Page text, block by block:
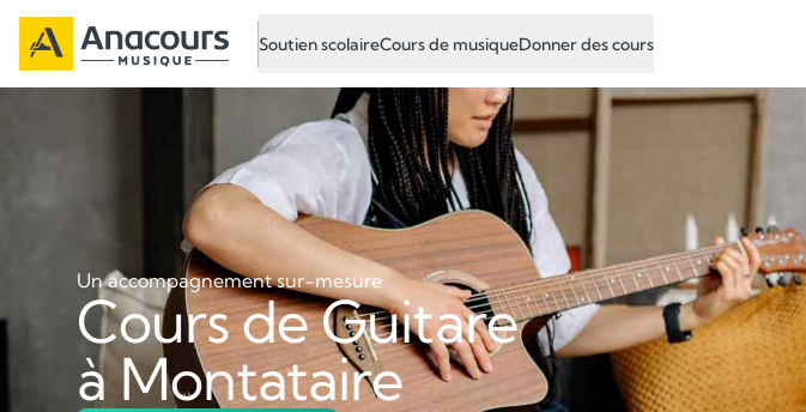
Soutien scolaireCours de musiqueDonner des cours
Un accompagnement sur-mesure
Cours de Guitare
à Montataire